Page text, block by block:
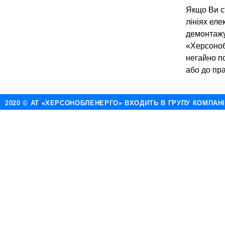
Якщо Ви
лініях
негайно
або до
2020 © АТ «ХЕРСОНОБЛЕНЕРГО» ВХОДИТЬ В ГРУПУ